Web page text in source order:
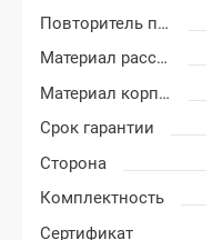
Повторитель поворота
Материал рассеивателя
Материал корпуса
Срок гарантии
Сторона
Комплектность
Сертификат